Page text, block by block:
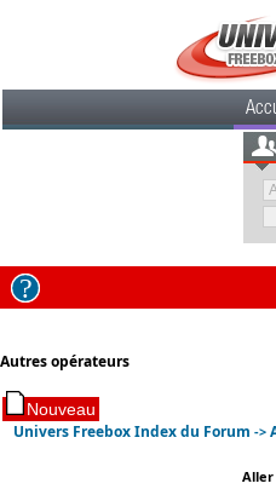
Autres opérateurs
Univers Freebox Index du Forum ->
Aller